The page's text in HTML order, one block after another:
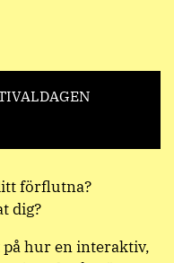
förflutna?
dig?
hur en interaktiv,